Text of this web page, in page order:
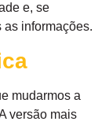
e, se
informações.
mudarmos a
versão mais